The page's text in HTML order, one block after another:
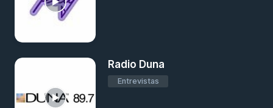
Radio Duna
Entrevistas